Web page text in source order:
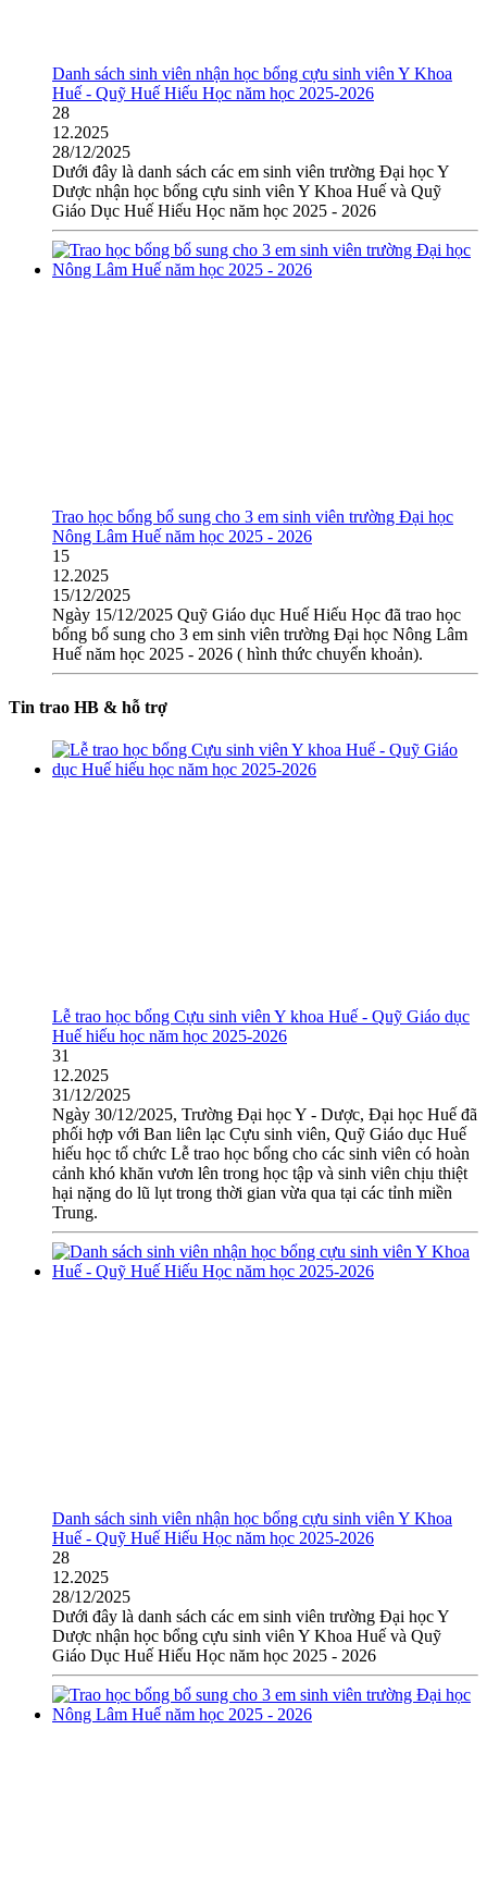
Danh sách sinh viên nhận học bổng cựu sinh viên Y Khoa
Huế - Quỹ Huế Hiếu Học năm học 2025-2026
28
12.2025
28/12/2025
Dưới đây là danh sách các em sinh viên trường Đại học Y
Dược nhận học bổng cựu sinh viên Y Khoa Huế và Quỹ
Giáo Dục Huế Hiếu Học năm học 2025 - 2026
Trao học bổng bổ sung cho 3 em sinh viên trường Đại học
Nông Lâm Huế năm học 2025 - 2026
15
12.2025
15/12/2025
Ngày 15/12/2025 Quỹ Giáo dục Huế Hiếu Học đã trao học
bổng bổ sung cho 3 em sinh viên trường Đại học Nông Lâm
Huế năm học 2025 - 2026 ( hình thức chuyển khoản).
Tin trao HB & hỗ trợ
Lễ trao học bổng Cựu sinh viên Y khoa Huế - Quỹ Giáo dục
Huế hiếu học năm học 2025-2026
31
12.2025
31/12/2025
Ngày 30/12/2025, Trường Đại học Y - Dược, Đại học Huế đã
phối hợp với Ban liên lạc Cựu sinh viên, Quỹ Giáo dục Huế
hiếu học tổ chức Lễ trao học bổng cho các sinh viên có hoàn
cảnh khó khăn vươn lên trong học tập và sinh viên chịu thiệt
hại nặng do lũ lụt trong thời gian vừa qua tại các tỉnh miền
Trung.
Danh sách sinh viên nhận học bổng cựu sinh viên Y Khoa
Huế - Quỹ Huế Hiếu Học năm học 2025-2026
28
12.2025
28/12/2025
Dưới đây là danh sách các em sinh viên trường Đại học Y
Dược nhận học bổng cựu sinh viên Y Khoa Huế và Quỹ
Giáo Dục Huế Hiếu Học năm học 2025 - 2026